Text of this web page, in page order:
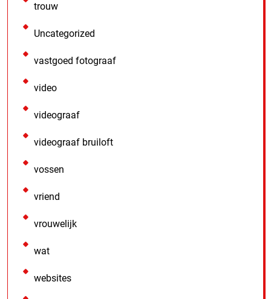
trouw
Uncategorized
vastgoed fotograaf
video
videograaf
videograaf bruiloft
vossen
vriend
vrouwelijk
wat
websites